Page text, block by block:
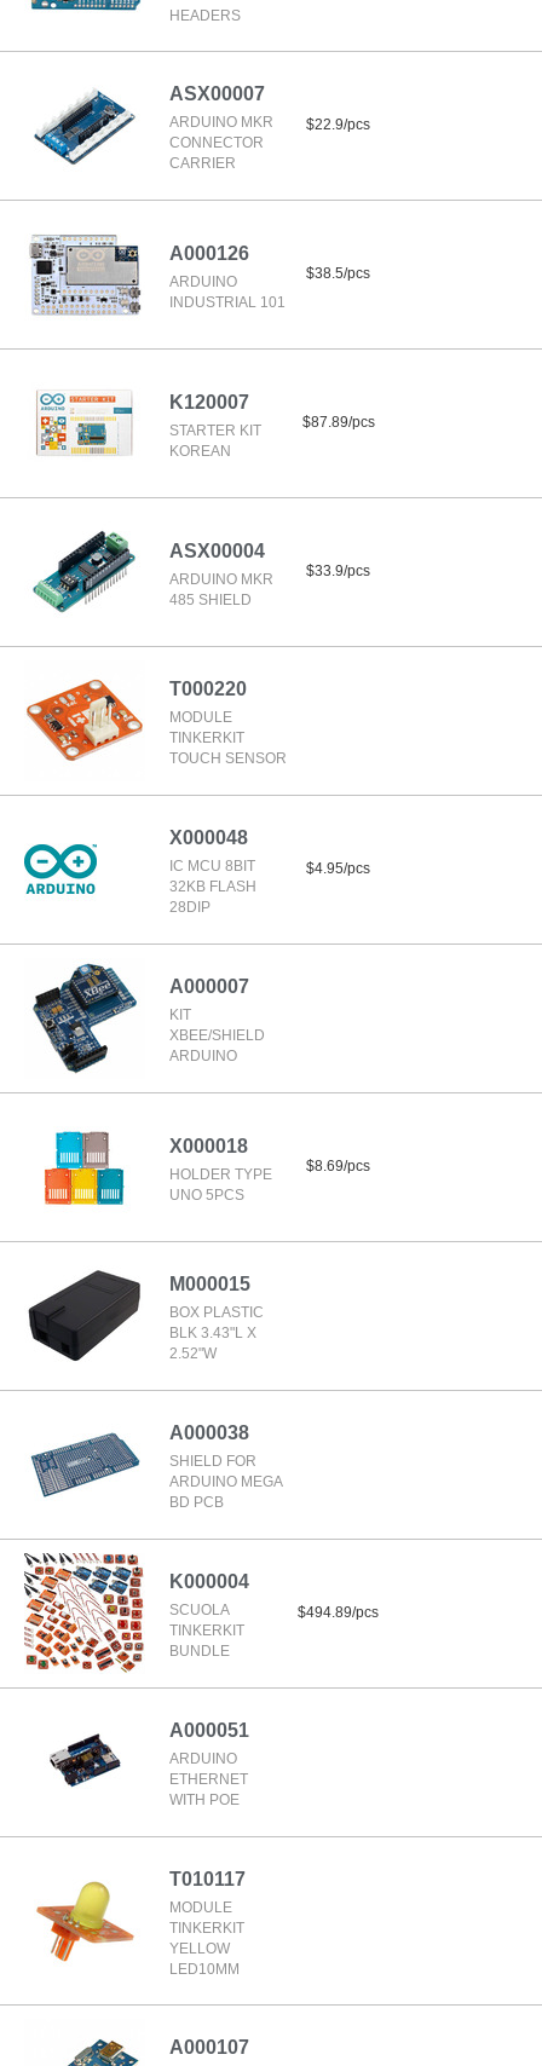
HEADERS
ASX00007
ARDUINO MKR
CONNECTOR
CARRIER
$22.9/pcs
A000126
ARDUINO
INDUSTRIAL 101
$38.5/pcs
K120007
STARTER KIT
KOREAN
$87.89/pcs
ASX00004
ARDUINO MKR
485 SHIELD
$33.9/pcs
T000220
MODULE
TINKERKIT
TOUCH SENSOR
X000048
IC MCU 8BIT
32KB FLASH
28DIP
$4.95/pcs
A000007
KIT
XBEE/SHIELD
ARDUINO
X000018
HOLDER TYPE
UNO 5PCS
$8.69/pcs
M000015
BOX PLASTIC
BLK 3.43"L X
2.52"W
A000038
SHIELD FOR
ARDUINO MEGA
BD PCB
K000004
SCUOLA
TINKERKIT
BUNDLE
$494.89/pcs
A000051
ARDUINO
ETHERNET
WITH POE
T010117
MODULE
TINKERKIT
YELLOW
LED10MM
A000107